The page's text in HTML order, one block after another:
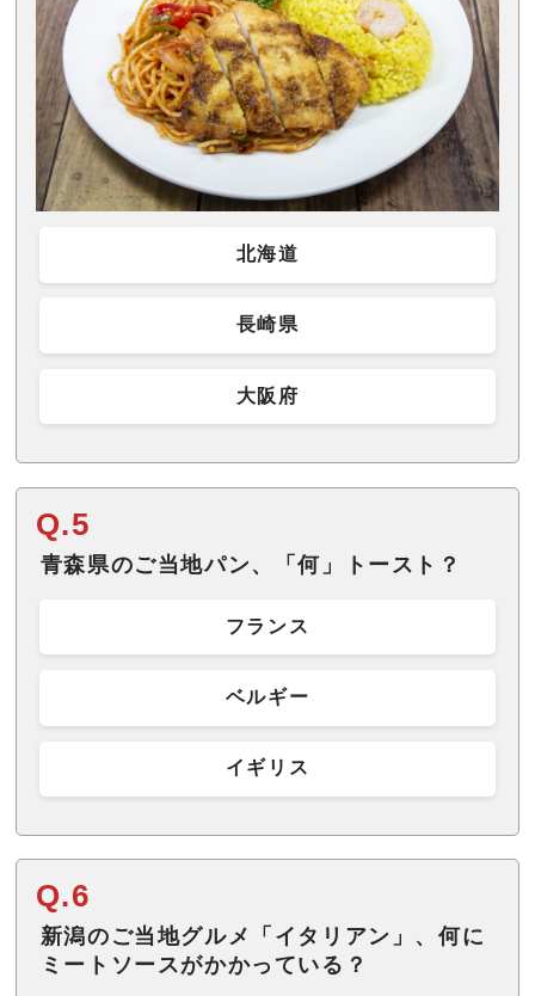
北海道
長崎県
大阪府
Q.5
青森県のご当地パン、「何」トースト？
フランス
ベルギー
イギリス
Q.6
新潟のご当地グルメ「イタリアン」、何に
ミートソースがかかっている？